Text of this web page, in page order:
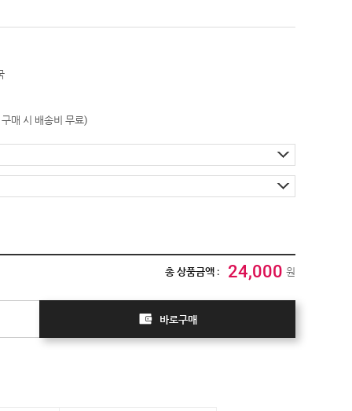
매 시 배송비 무료)
총 상품금액 : 24,000 원
바로구매